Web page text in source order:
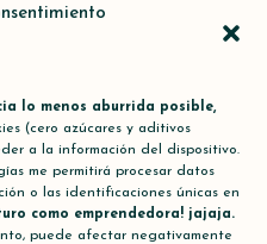
lo menos aburrida posible,
(cero azúcares y aditivos
a la información del dispositivo.
me permitirá procesar datos
o las identificaciones únicas en
como emprendedora! jajaja.
puede afectar negativamente